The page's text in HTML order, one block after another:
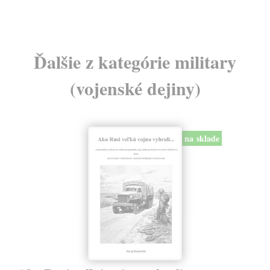
Ďalšie z kategórie military
(vojenské dejiny)
na sklade